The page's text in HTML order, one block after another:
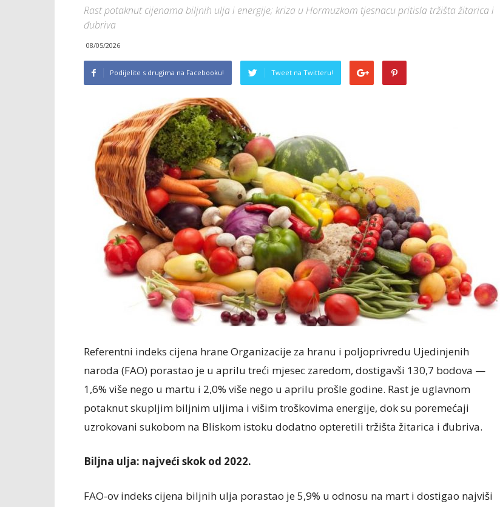
Rast potaknut cijenama biljnih ulja i energije; kriza u Hormuzkom tjesnacu pritisla tržišta žitarica i
đubriva
08/05/2026
Podijelite s drugima na Facebooku! Tweet na Twitteru!
Referentni indeks cijena hrane Organizacije za hranu i poljoprivredu Ujedinjenih
naroda (FAO) porastao je u aprilu treći mjesec zaredom, dostigavši 130,7 bodova —
1,6% više nego u martu i 2,0% više nego u aprilu prošle godine. Rast je uglavnom
potaknut skupljim biljnim uljima i višim troškovima energije, dok su poremećaji
uzrokovani sukobom na Bliskom istoku dodatno opteretili tržišta žitarica i đubriva.
Biljna ulja: najveći skok od 2022.
FAO-ov indeks cijena biljnih ulja porastao je 5,9% u odnosu na mart i dostigao najviši